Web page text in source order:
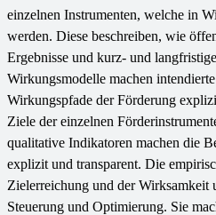
einzelnen Instrumenten, welche in
werden. Diese beschreiben, wie
Ergebnisse und kurz- und
Wirkungsmodelle machen
Wirkungspfade der Förderung
Ziele der einzelnen
qualitative Indikatoren machen die
explizit und transparent. Die
Zielerreichung und der Wirksamkeit
Steuerung und Optimierung. Sie